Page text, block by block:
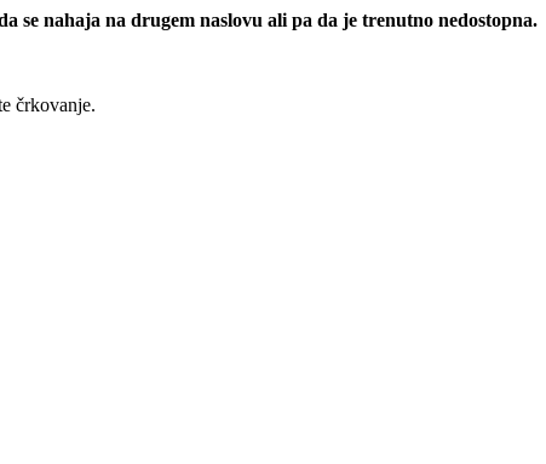
se nahaja na drugem naslovu ali pa da je trenutno nedostopna.
črkovanje.